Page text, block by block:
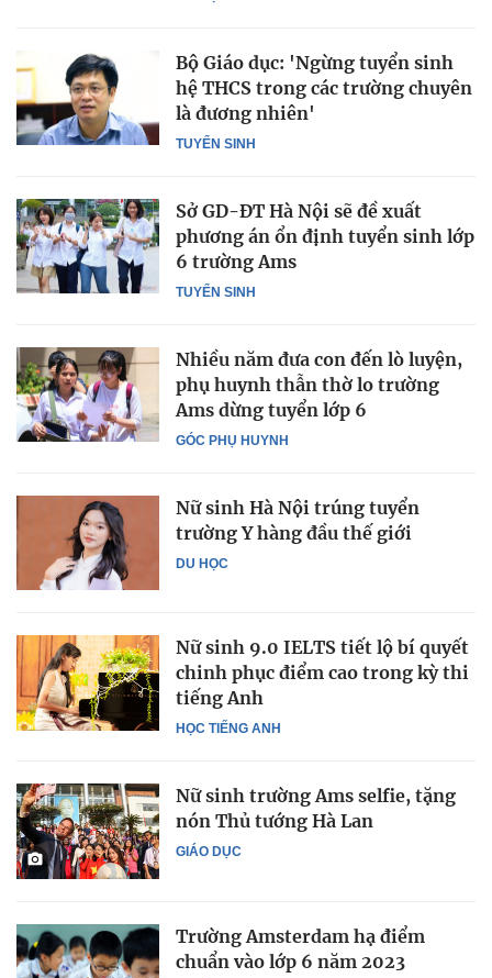
TUYỂN SINH
Bộ Giáo dục: 'Ngừng tuyển sinh
hệ THCS trong các trường chuyên
là đương nhiên'
TUYỂN SINH
Sở GD-ĐT Hà Nội sẽ đề xuất
phương án ổn định tuyển sinh lớp
6 trường Ams
GÓC PHỤ HUYNH
Nhiều năm đưa con đến lò luyện,
phụ huynh thẫn thờ lo trường
Ams dừng tuyển lớp 6
DU HỌC
Nữ sinh Hà Nội trúng tuyển
trường Y hàng đầu thế giới
HỌC TIẾNG ANH
Nữ sinh 9.0 IELTS tiết lộ bí quyết
chinh phục điểm cao trong kỳ thi
tiếng Anh
GIÁO DỤC
Nữ sinh trường Ams selfie, tặng
nón Thủ tướng Hà Lan
Trường Amsterdam hạ điểm
chuẩn vào lớp 6 năm 2023